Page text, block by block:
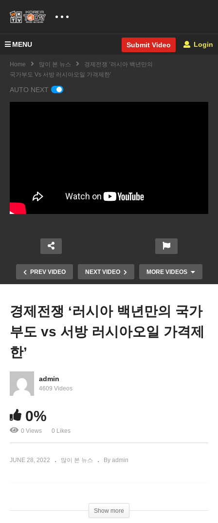
MENU Submit Video Login
Home 많이 본 뉴스
경제전쟁 ‘러시아 백년만의
국가부도 Vs 서방 러시아오일 가격제한’
AUTO NEXT
PREV VIDEO NEXT VIDEO MORE VIDEOS
나토 신속대응군 현 4만 명에서 30만 명으로 8배 증
경제전쟁 ‘러시아 백년만의 국가
부도 vs 서방 러시아오일 가격제
한’
admin
4609 Videos
0%
0 Views 0 Likes
JUNE 28, 2022 많이 본 뉴스 By admin
Show more